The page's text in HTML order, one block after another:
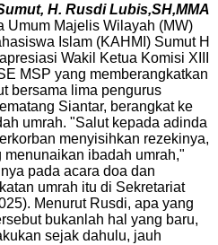
H. Rusdi Lubis,SH,MMA
Umum Majelis Wilayah (MW)
Islam (KAHMI) Sumut H
Wakil Ketua Komisi XIII
MSP yang memberangkatkan
bersama lima pengurus
Siantar, berangkat ke
umrah. "Salut kepada adinda
menyisihkan rezekinya,
ibadah umrah,"
pada acara doa dan
umrah itu di Sekretariat
Menurut Rusdi, apa yang
bukanlah hal yang baru,
sejak dahulu, jauh